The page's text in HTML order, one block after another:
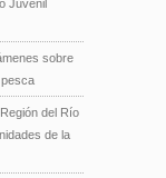
Juvenil
sobre
del Río
de la